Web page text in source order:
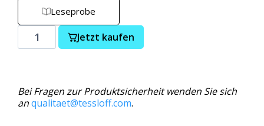
Leseprobe
Jetzt kaufen
Bei Fragen zur Produktsicherheit wenden Sie sich
anqualitaet@tessloff.com.